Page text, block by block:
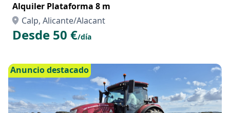
Alquiler Plataforma 8 m
Calp, Alicante/Alacant
Desde 50 €/día
Anuncio destacado